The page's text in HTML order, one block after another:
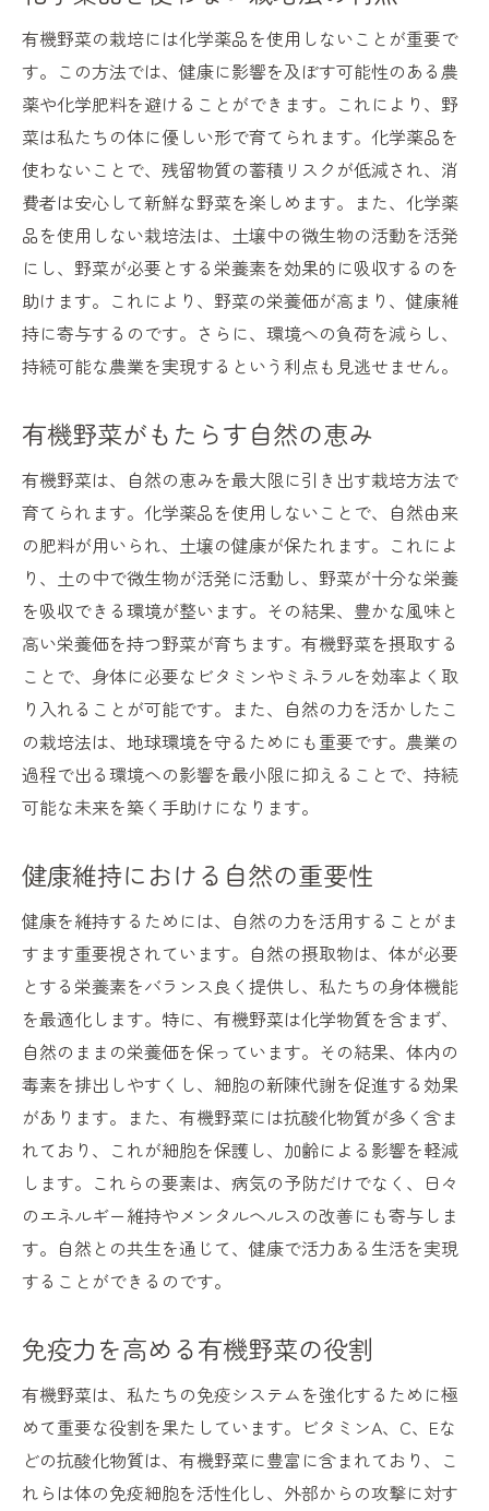
有機野菜の栽培には化学薬品を使用しないことが重要で
す。この方法では、健康に影響を及ぼす可能性のある農
薬や化学肥料を避けることができます。これにより、野
菜は私たちの体に優しい形で育てられます。化学薬品を
使わないことで、残留物質の蓄積リスクが低減され、消
費者は安心して新鮮な野菜を楽しめます。また、化学薬
品を使用しない栽培法は、土壌中の微生物の活動を活発
にし、野菜が必要とする栄養素を効果的に吸収するのを
助けます。これにより、野菜の栄養価が高まり、健康維
持に寄与するのです。さらに、環境への負荷を減らし、
持続可能な農業を実現するという利点も見逃せません。
有機野菜がもたらす自然の恵み
有機野菜は、自然の恵みを最大限に引き出す栽培方法で
育てられます。化学薬品を使用しないことで、自然由来
の肥料が用いられ、土壌の健康が保たれます。これによ
り、土の中で微生物が活発に活動し、野菜が十分な栄養
を吸収できる環境が整います。その結果、豊かな風味と
高い栄養価を持つ野菜が育ちます。有機野菜を摂取する
ことで、身体に必要なビタミンやミネラルを効率よく取
り入れることが可能です。また、自然の力を活かしたこ
の栽培法は、地球環境を守るためにも重要です。農業の
過程で出る環境への影響を最小限に抑えることで、持続
可能な未来を築く手助けになります。
健康維持における自然の重要性
健康を維持するためには、自然の力を活用することがま
すます重要視されています。自然の摂取物は、体が必要
とする栄養素をバランス良く提供し、私たちの身体機能
を最適化します。特に、有機野菜は化学物質を含まず、
自然のままの栄養価を保っています。その結果、体内の
毒素を排出しやすくし、細胞の新陳代謝を促進する効果
があります。また、有機野菜には抗酸化物質が多く含ま
れており、これが細胞を保護し、加齢による影響を軽減
します。これらの要素は、病気の予防だけでなく、日々
のエネルギー維持やメンタルヘルスの改善にも寄与しま
す。自然との共生を通じて、健康で活力ある生活を実現
することができるのです。
免疫力を高める有機野菜の役割
有機野菜は、私たちの免疫システムを強化するために極
めて重要な役割を果たしています。ビタミンA、C、Eな
どの抗酸化物質は、有機野菜に豊富に含まれており、こ
れらは体の免疫細胞を活性化し、外部からの攻撃に対す